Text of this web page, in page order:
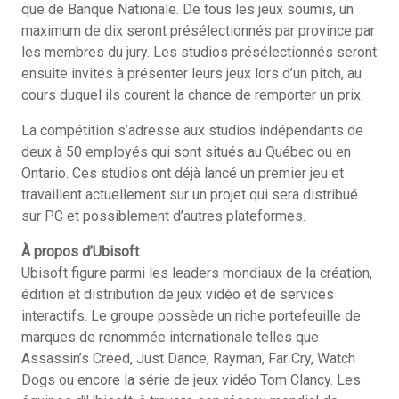
que de Banque Nationale. De tous les jeux soumis, un
maximum de dix seront présélectionnés par province par
les membres du jury. Les studios présélectionnés seront
ensuite invités à présenter leurs jeux lors d’un pitch, au
cours duquel ils courent la chance de remporter un prix.
La compétition s’adresse aux studios indépendants de
deux à 50 employés qui sont situés au Québec ou en
Ontario. Ces studios ont déjà lancé un premier jeu et
travaillent actuellement sur un projet qui sera distribué
sur PC et possiblement d’autres plateformes.
À propos d’Ubisoft
Ubisoft figure parmi les leaders mondiaux de la création,
édition et distribution de jeux vidéo et de services
interactifs. Le groupe possède un riche portefeuille de
marques de renommée internationale telles que
Assassin’s Creed, Just Dance, Rayman, Far Cry, Watch
Dogs ou encore la série de jeux vidéo Tom Clancy. Les